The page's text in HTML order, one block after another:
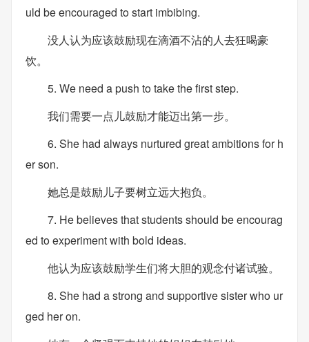
uld be encouraged to start imbibing.
没人认为应该鼓励现在滴酒不沾的人去狂喝豪
饮。
5. We need a push to take the first step.
我们需要一点儿鼓励才能迈出第一步。
6. She had always nurtured great ambitions for h
er son.
她总是鼓励儿子要树立远大抱负。
7. He believes that students should be encourag
ed to experiment with bold ideas.
他认为应该鼓励学生们将大胆的观念付诸试验。
8. She had a strong and supportive sister who ur
ged her on.